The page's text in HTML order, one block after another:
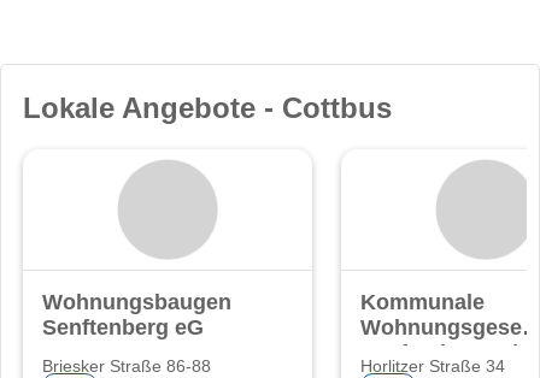
Lokale Angebote - Cottbus
Wohnungsbaugenossenschaft
Senftenberg eG
Briesker Straße 86-88
Kommunale
Senftenberg mbH
Horlitzer Straße 34